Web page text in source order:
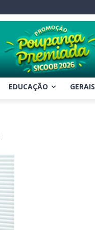
EDUCAÇÃO GERAIS